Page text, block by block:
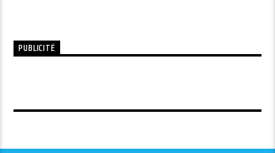
PUBLICITÉ